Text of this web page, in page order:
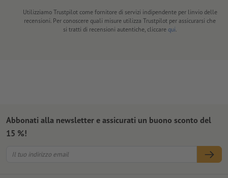
Utilizziamo Trustpilot come fornitore di servizi indipendente per linvio delle
recensioni. Per conoscere quali misure utilizza Trustpilot per assicurarsi che
si tratti di recensioni autentiche, cliccare qui
Abbonati alla newsletter e assicurati un buono sconto del
15 %!